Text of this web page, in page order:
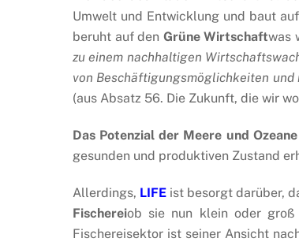
Umwelt und Entwicklung und baut
beruht auf den Grüne Wirtschaftwas
zu einem nachhaltigen
von Beschäftigungsmöglichkeiten
(aus Absatz 56. Die Zukunft, die wir
Das Potenzial der Meere und Ozeane
gesunden und produktiven Zustand
Allerdings, LIFE ist besorgt darüber,
Fischereiob sie nun klein oder groß
Fischereisektor ist seiner Ansicht